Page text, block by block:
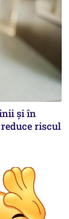
și în
riscul